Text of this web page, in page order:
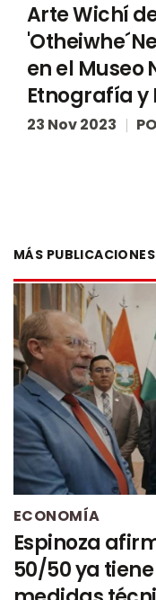
Arte Wichí
en el Museo
Etnografía y
23 Nov 2023
MÁS PUBLICACIONES
ECONOMÍA
Espinoza
50/50 ya